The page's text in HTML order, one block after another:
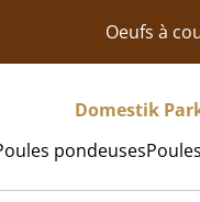
Oeufs à
Domestik
pondeuses